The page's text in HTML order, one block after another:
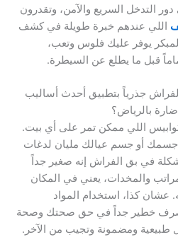
التدخل السريع والآمن، وتقدرون
اللي عندهم خبرة طويلة في كشف
يوفر عليك فلوس وتعب،
قبل ما يطلع عن السيطرة.
جذرياً بتطبيق أحدث أساليب
بالرياض؟
اللي ممكن تمر على أي بيت.
جسمك أو جسم عيالك مليان لدغات
في بق الفراش إنه صغير جداً
والمخدات، يعني في المكان
عشان كذا، استخدام المواد
تصرف خطير جداً في حق صحتك وصحة
طبيعية ومضمونة وتجيب من الآخر.